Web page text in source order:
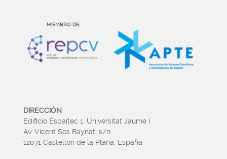
MIEMBRO DE:
DIRECCIÓN
Edificio Espaitec 1, Universitat Jaume I
Av. Vicent Sos Baynat, s/n
12071 Castellón de la Plana, España